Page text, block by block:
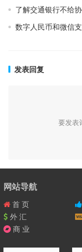
了解交通银行不给
数字人民币和微信
发表回复
要发表
网站导航
首 页
外 汇
商 业